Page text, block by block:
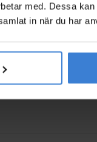
med. Dessa
in när du har